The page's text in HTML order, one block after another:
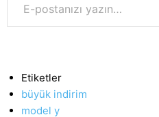
Etiketler
büyük indirim
model y